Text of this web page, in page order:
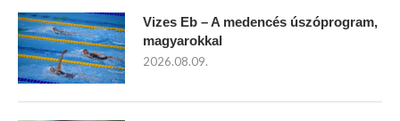
Vizes Eb – A medencés úszóprogram,
magyarokkal
2026.08.09.